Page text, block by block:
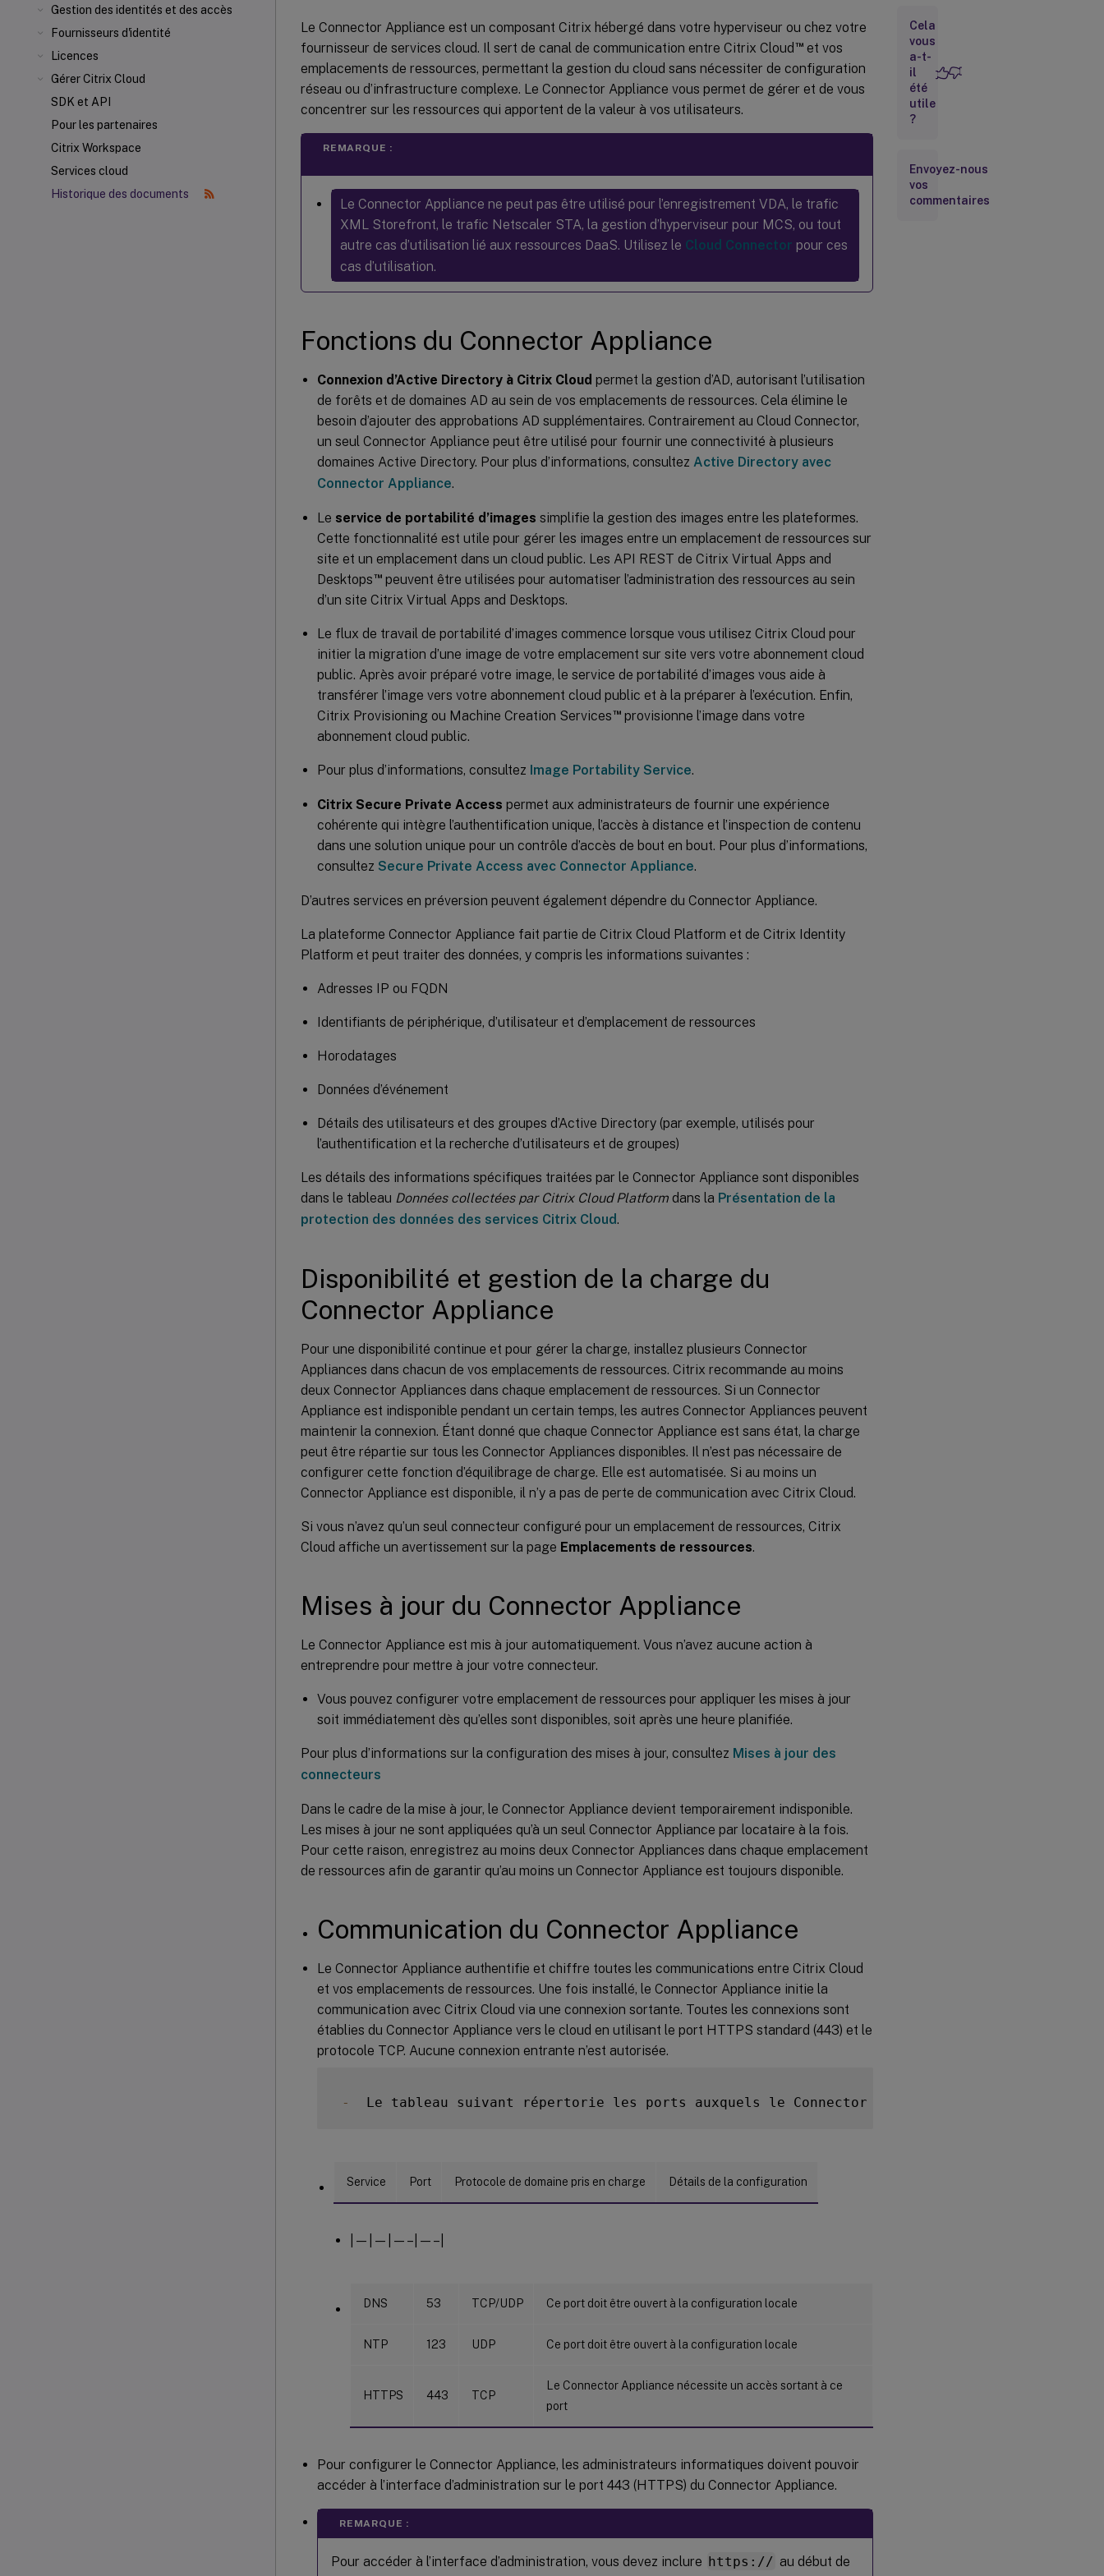
Gestion des identités et des accès
Fournisseurs d'identité
Licences
Gérer Citrix Cloud
SDK et API
Pour les partenaires
Citrix Workspace
Services cloud
Historique des documents
Le Connector Appliance est un composant Citrix hébergé dans votre hyperviseur ou chez votre
fournisseur de services cloud. Il sert de canal de communication entre Citrix Cloud ™et vos
emplacements de ressources, permettant la gestion du cloud sans nécessiter de configuration
réseau ou d’infrastructure complexe. Le Connector Appliance vous permet de gérer et de vous
concentrer sur les ressources qui apportent de la valeur à vos utilisateurs.
REMARQUE :
Le Connector Appliance ne peut pas être utilisé pour l’enregistrement VDA, le trafic
XML Storefront, le trafic Netscaler STA, la gestion d’hyperviseur pour MCS, ou tout
autre cas d’utilisation lié aux ressources DaaS. Utilisez le Cloud Connector pour ces
cas d’utilisation.
Fonctions du Connector Appliance
Connexion d’Active Directory à Citrix Cloud permet la gestion d’AD, autorisant l’utilisation
de forêts et de domaines AD au sein de vos emplacements de ressources. Cela élimine le
besoin d’ajouter des approbations AD supplémentaires. Contrairement au Cloud Connector,
un seul Connector Appliance peut être utilisé pour fournir une connectivité à plusieurs
domaines Active Directory. Pour plus d’informations, consultez Active Directory avec
Connector Appliance.
Le service de portabilité d’images simplifie la gestion des images entre les plateformes.
Cette fonctionnalité est utile pour gérer les images entre un emplacement de ressources sur
site et un emplacement dans un cloud public. Les API REST de Citrix Virtual Apps and
Desktops™peuvent être utilisées pour automatiser l’administration des ressources au sein
d’un site Citrix Virtual Apps and Desktops.
Le flux de travail de portabilité d’images commence lorsque vous utilisez Citrix Cloud pour
initier la migration d’une image de votre emplacement sur site vers votre abonnement cloud
public. Après avoir préparé votre image, le service de portabilité d’images vous aide à
transférer l’image vers votre abonnement cloud public et à la préparer à l’exécution. Enfin,
Citrix Provisioning ou Machine Creation Services™provisionne l’image dans votre
abonnement cloud public.
Pour plus d’informations, consultez Image Portability Service.
Citrix Secure Private Access permet aux administrateurs de fournir une expérience
cohérente qui intègre l’authentification unique, l’accès à distance et l’inspection de contenu
dans une solution unique pour un contrôle d’accès de bout en bout. Pour plus d’informations,
consultez Secure Private Access avec Connector Appliance.
D’autres services en préversion peuvent également dépendre du Connector Appliance.
La plateforme Connector Appliance fait partie de Citrix Cloud Platform et de Citrix Identity
Platform et peut traiter des données, y compris les informations suivantes :
Adresses IP ou FQDN
Identifiants de périphérique, d’utilisateur et d’emplacement de ressources
Horodatages
Données d’événement
Détails des utilisateurs et des groupes d’Active Directory (par exemple, utilisés pour
l’authentification et la recherche d’utilisateurs et de groupes)
Les détails des informations spécifiques traitées par le Connector Appliance sont disponibles
dans le tableau Données collectées par Citrix Cloud Platform dans la Présentation de la
protection des données des services Citrix Cloud.
Disponibilité et gestion de la charge du
Connector Appliance
Pour une disponibilité continue et pour gérer la charge, installez plusieurs Connector
Appliances dans chacun de vos emplacements de ressources. Citrix recommande au moins
deux Connector Appliances dans chaque emplacement de ressources. Si un Connector
Appliance est indisponible pendant un certain temps, les autres Connector Appliances peuvent
maintenir la connexion. Étant donné que chaque Connector Appliance est sans état, la charge
peut être répartie sur tous les Connector Appliances disponibles. Il n’est pas nécessaire de
configurer cette fonction d’équilibrage de charge. Elle est automatisée. Si au moins un
Connector Appliance est disponible, il n’y a pas de perte de communication avec Citrix Cloud.
Si vous n’avez qu’un seul connecteur configuré pour un emplacement de ressources, Citrix
Cloud affiche un avertissement sur la page Emplacements de ressources.
Mises à jour du Connector Appliance
Le Connector Appliance est mis à jour automatiquement. Vous n’avez aucune action à
entreprendre pour mettre à jour votre connecteur.
Vous pouvez configurer votre emplacement de ressources pour appliquer les mises à jour
soit immédiatement dès qu’elles sont disponibles, soit après une heure planifiée.
Pour plus d’informations sur la configuration des mises à jour, consultez Mises à jour des
connecteurs
Dans le cadre de la mise à jour, le Connector Appliance devient temporairement indisponible.
Les mises à jour ne sont appliquées qu’à un seul Connector Appliance par locataire à la fois.
Pour cette raison, enregistrez au moins deux Connector Appliances dans chaque emplacement
de ressources afin de garantir qu’au moins un Connector Appliance est toujours disponible.
Communication du Connector Appliance
Le Connector Appliance authentifie et chiffre toutes les communications entre Citrix Cloud
et vos emplacements de ressources. Une fois installé, le Connector Appliance initie la
communication avec Citrix Cloud via une connexion sortante. Toutes les connexions sont
établies du Connector Appliance vers le cloud en utilisant le port HTTPS standard (443) et le
protocole TCP. Aucune connexion entrante n’est autorisée.
-
  Le tableau suivant répertorie les ports auxquels le Connector Appliance doit avoir accès
Service Port Protocole de domaine pris en charge Détails de la configuration
|—|—|—–|—–|
DNS 53 TCP/UDP Ce port doit être ouvert à la configuration locale
NTP 123 UDP Ce port doit être ouvert à la configuration locale
HTTPS 443 TCP
Le Connector Appliance nécessite un accès sortant à ce
port
Pour configurer le Connector Appliance, les administrateurs informatiques doivent pouvoir
accéder à l’interface d’administration sur le port 443 (HTTPS) du Connector Appliance.
REMARQUE :
Pour accéder à l’interface d’administration, vous devez inclure https:// au début de
Appliance
Mises à
jour du
Connector
Appliance
du Connector
Appliance
Cela
vous
a-t-
il
été
utile
?
Envoyez-nous
vos
commentaires